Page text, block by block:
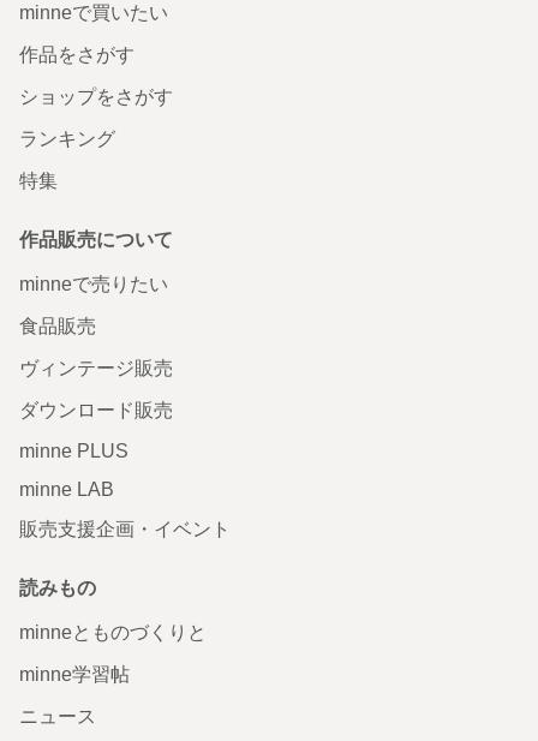
minneで買いたい
作品をさがす
ショップをさがす
ランキング
特集
作品販売について
minneで売りたい
食品販売
ヴィンテージ販売
ダウンロード販売
minne PLUS
minne LAB
販売支援企画・イベント
読みもの
minneとものづくりと
minne学習帖
ニュース